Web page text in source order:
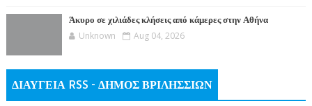
Άκυρο σε χιλιάδες κλήσεις από κάμερες στην Αθήνα
Unknown Aug 04, 2026
ΔΙΑΥΓΕΙΑ RSS - ΔΗΜΟΣ ΒΡΙΛΗΣΣΙΩΝ